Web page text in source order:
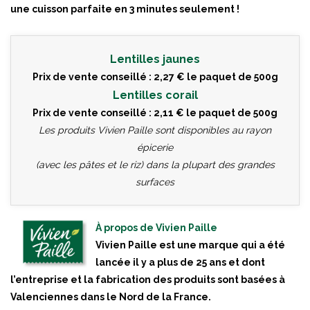
une cuisson parfaite en 3 minutes seulement !
Lentilles jaunes
Prix de vente conseillé : 2,27 € le paquet de 500g
Lentilles corail
Prix de vente conseillé : 2,11 € le paquet de 500g
Les produits Vivien Paille sont disponibles au rayon
épicerie
(avec les pâtes et le riz) dans la plupart des grandes
surfaces
À propos de Vivien Paille
Vivien Paille est une marque qui a été
lancée il y a plus de 25 ans et dont
l’entreprise et la fabrication des produits sont basées à
Valenciennes dans le Nord de la France.